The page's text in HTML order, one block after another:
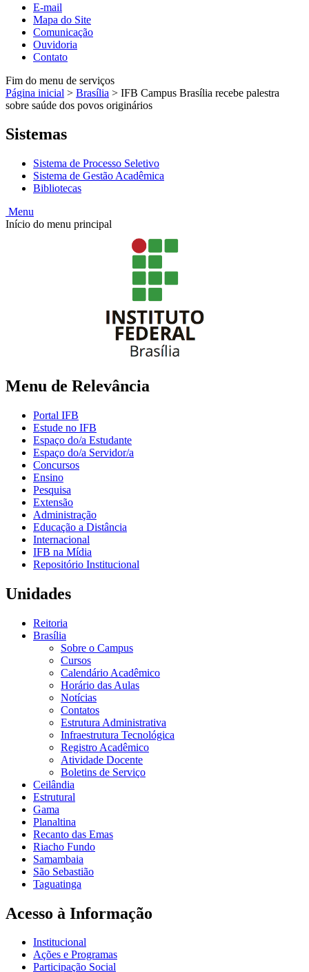
E-mail
Mapa do Site
Comunicação
Ouvidoria
Contato
Fim do menu de serviços
Página inicial > Brasília > IFB Campus Brasília recebe palestra
sobre saúde dos povos originários
Sistemas
Sistema de Processo Seletivo
Sistema de Gestão Acadêmica
Bibliotecas
Menu
Início do menu principal
Menu de Relevância
Portal IFB
Estude no IFB
Espaço do/a Estudante
Espaço do/a Servidor/a
Concursos
Ensino
Pesquisa
Extensão
Administração
Educação a Distância
Internacional
IFB na Mídia
Repositório Institucional
Unidades
Reitoria
Brasília
Sobre o Campus
Cursos
Calendário Acadêmico
Horário das Aulas
Notícias
Contatos
Estrutura Administrativa
Infraestrutura Tecnológica
Registro Acadêmico
Atividade Docente
Boletins de Serviço
Ceilândia
Estrutural
Gama
Planaltina
Recanto das Emas
Riacho Fundo
Samambaia
São Sebastião
Taguatinga
Acesso à Informação
Institucional
Ações e Programas
Participação Social